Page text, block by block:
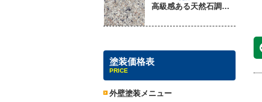
高級感ある天然石調外壁について
塗装価格表
PRICE
外壁塗装メニュー